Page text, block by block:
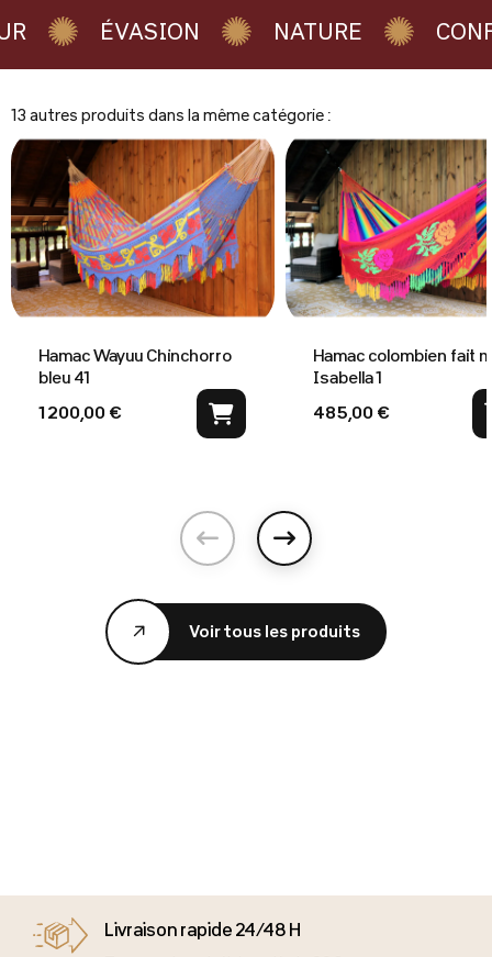
ÉVASION NATURE
13 autres produits dans la même catégorie :
Hamac Wayuu Chinchorro
bleu 41
1 200,00 €
Hamac colombien fait
Isabella 1
485,00 €
Voir tous les produits
Précédent
Suivant
Livraison rapide 24/48 H